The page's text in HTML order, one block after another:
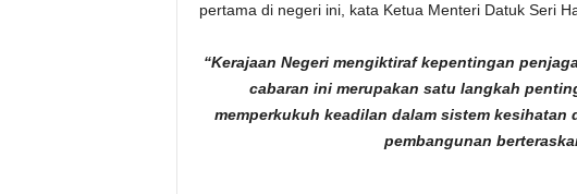
pertama di negeri ini, kata Ketua Menteri Datuk Seri
“Kerajaan Negeri mengiktiraf kepentingan
cabaran ini merupakan satu langkah
memperkukuh keadilan dalam sistem
pembangunan